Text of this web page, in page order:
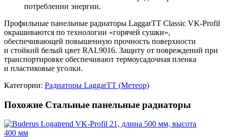
потреблении энергии.
Профильные панельные радиаторы LaggarTT Classic VK-Profil
окрашиваются по технологии «горячей сушки»,
обеспечивающей повышенную прочность поверхности
и стойкий белый цвет RAL9016. Защиту от повреждений при
транспортировке обеспечивают термоусадочная пленка
и пластиковые уголки.
Категории: Радиаторы LaggarTT (Метеор)
Похожие Стальные панельные радиаторы